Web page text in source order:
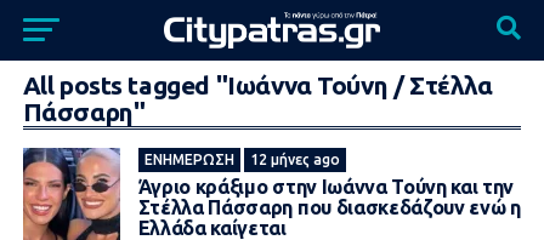
All posts tagged "Ιωάννα Τούνη / Στέλλα
Πάσσαρη"
ΕΝΗΜΈΡΩΣΗ 12 μήνες ago
Άγριο κράξιμο στην Ιωάννα Τούνη και την
Στέλλα Πάσσαρη που διασκεδάζουν ενώ η
Ελλάδα καίγεται